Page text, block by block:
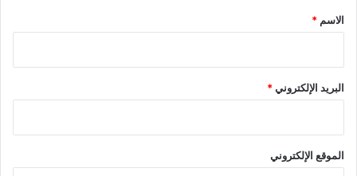
*
الاسم *
البريد الإلكتروني*
الموقع الإلكتروني